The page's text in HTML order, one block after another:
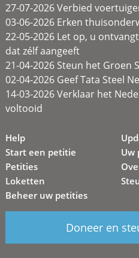
27-07-2026 Verbied
03-06-2026 Erken
22-05-2026 Let op, u
dat zélf aangeeft
21-04-2026 Steun het Groen
02-04-2026 Geef Tata Steel
14-03-2026 Verklaar het
voltooid
Help
Start een petitie
Petities
Loketten
Beheer uw petities
Uw
Doneer en